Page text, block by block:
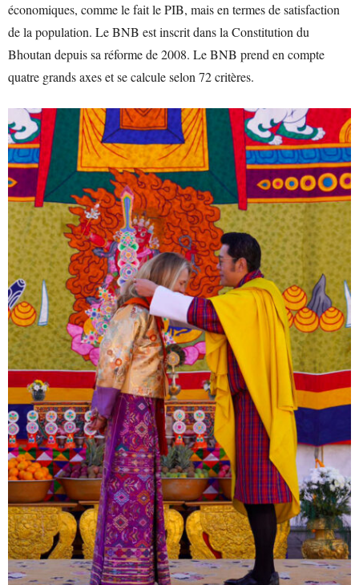
économiques, comme le fait le PIB, mais en termes de satisfaction
de la population. Le BNB est inscrit dans la Constitution du
Bhoutan depuis sa réforme de 2008. Le BNB prend en compte
quatre grands axes et se calcule selon 72 critères.